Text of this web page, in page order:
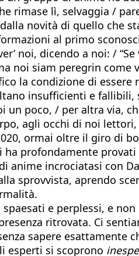
rimase lì, selvaggia /
novità di quello che
al primo
noi, dicendo a noi: /
noi siam peregrin come
la condizione di
insufficienti e fallibili,
un poco, / per altra via,
agli occhi di noi
ormai oltre il giro di
ha profondamente
anime incrociatasi con
sprovvista, aprendo
e perplessi, e
ritrovata. Ci
sapere esattamente
esperti si scoprono